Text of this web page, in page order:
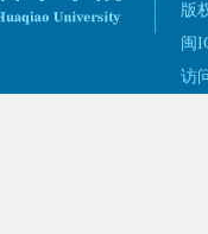
版
闽
访